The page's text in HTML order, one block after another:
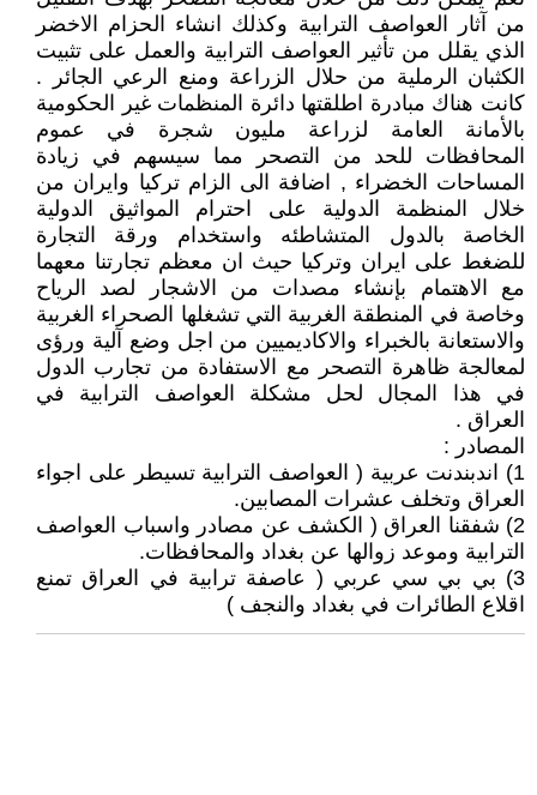
من آثار العواصف الترابية وكذلك انشاء الحزام الاخضر
الذي يقلل من تأثير العواصف الترابية والعمل على تثبيت
الكثبان الرملية من حلال الزراعة ومنع الرعي الجائر .
كانت هناك مبادرة اطلقتها دائرة المنظمات غير الحكومية
بالأمانة العامة لزراعة مليون شجرة في عموم
المحافظات للحد من التصحر مما سيسهم في زيادة
المساحات الخضراء , اضافة الى الزام تركيا وايران من
خلال المنظمة الدولية على احترام المواثيق الدولية
الخاصة بالدول المتشاطئه واستخدام ورقة التجارة
للضغط على ايران وتركيا حيث ان معظم تجارتنا معهما
مع الاهتمام بإنشاء مصدات من الاشجار لصد الرياح
وخاصة في المنطقة الغربية التي تشغلها الصحراء الغربية
والاستعانة بالخبراء والاكاديميين من اجل وضع آلية ورؤى
لمعالجة ظاهرة التصحر مع الاستفادة من تجارب الدول
في هذا المجال لحل مشكلة العواصف الترابية في
العراق .
المصادر :
1) اندبندنت عربية ( العواصف الترابية تسيطر على اجواء
العراق وتخلف عشرات المصابين.
2) شفقنا العراق ( الكشف عن مصادر واسباب العواصف
الترابية وموعد زوالها عن بغداد والمحافظات.
3) بي بي سي عربي ( عاصفة ترابية في العراق تمنع
اقلاع الطائرات في بغداد والنجف )